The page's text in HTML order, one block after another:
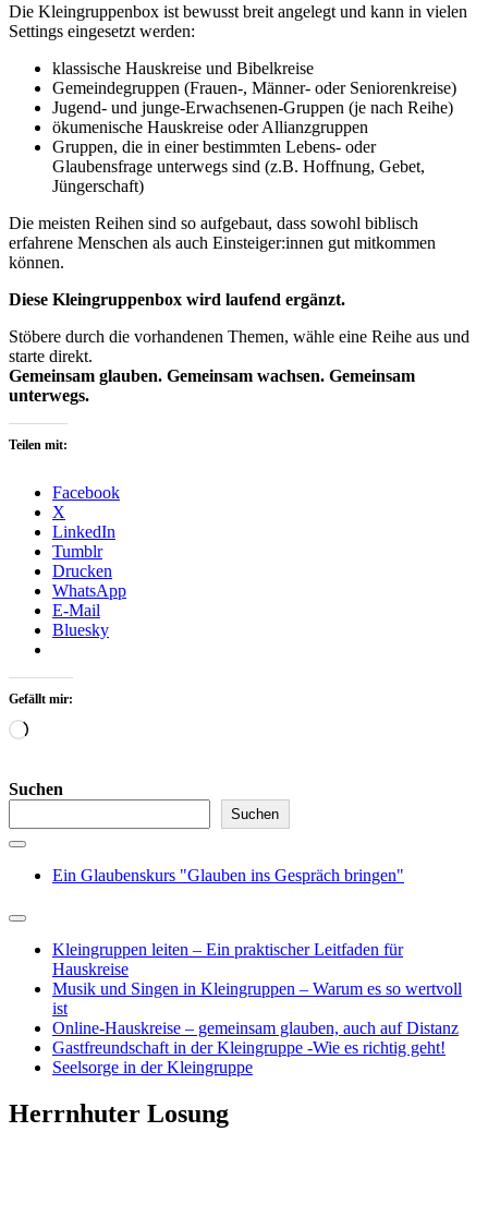
Die Kleingruppenbox ist bewusst breit angelegt und kann in vielen
Settings eingesetzt werden:
klassische Hauskreise und Bibelkreise
Gemeindegruppen (Frauen-, Männer- oder Seniorenkreise)
Jugend- und junge-Erwachsenen-Gruppen (je nach Reihe)
ökumenische Hauskreise oder Allianzgruppen
Gruppen, die in einer bestimmten Lebens- oder
Glaubensfrage unterwegs sind (z.B. Hoffnung, Gebet,
Jüngerschaft)
Die meisten Reihen sind so aufgebaut, dass sowohl biblisch
erfahrene Menschen als auch Einsteiger:innen gut mitkommen
können.
Diese Kleingruppenbox wird laufend ergänzt.
Stöbere durch die vorhandenen Themen, wähle eine Reihe aus und
starte direkt.
Gemeinsam glauben. Gemeinsam wachsen. Gemeinsam
unterwegs.
Teilen mit:
Facebook
X
LinkedIn
Tumblr
Drucken
WhatsApp
E-Mail
Bluesky
Gefällt mir:
Wird
Suchen
Suchen
Ein Glaubenskurs "Glauben ins Gespräch bringen"
Kleingruppen leiten – Ein praktischer Leitfaden für
Hauskreise
Musik und Singen in Kleingruppen – Warum es so wertvoll
ist
Online-Hauskreise – gemeinsam glauben, auch auf Distanz
Gastfreundschaft in der Kleingruppe -Wie es richtig geht!
Seelsorge in der Kleingruppe
Herrnhuter Losung